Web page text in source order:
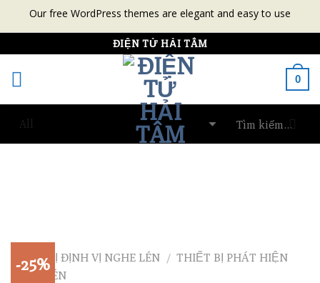
content
ĐIỆN TỬ HẢI TÂM
0
-25%
THIẾT BỊ ĐỊNH VỊ NGHE LÉN / THIẾT BỊ PHÁT HIỆN
NGHE LÉN
Our free WordPress themes are elegant and easy to use